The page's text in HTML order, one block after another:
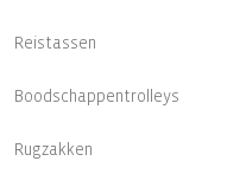
Reistassen
Boodschappentrolleys
Rugzakken